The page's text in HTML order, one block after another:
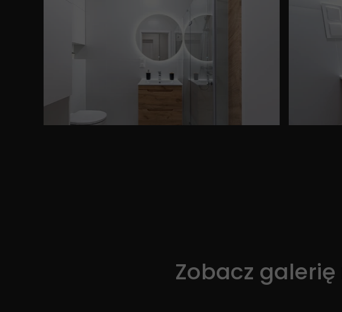
Zobacz galerię